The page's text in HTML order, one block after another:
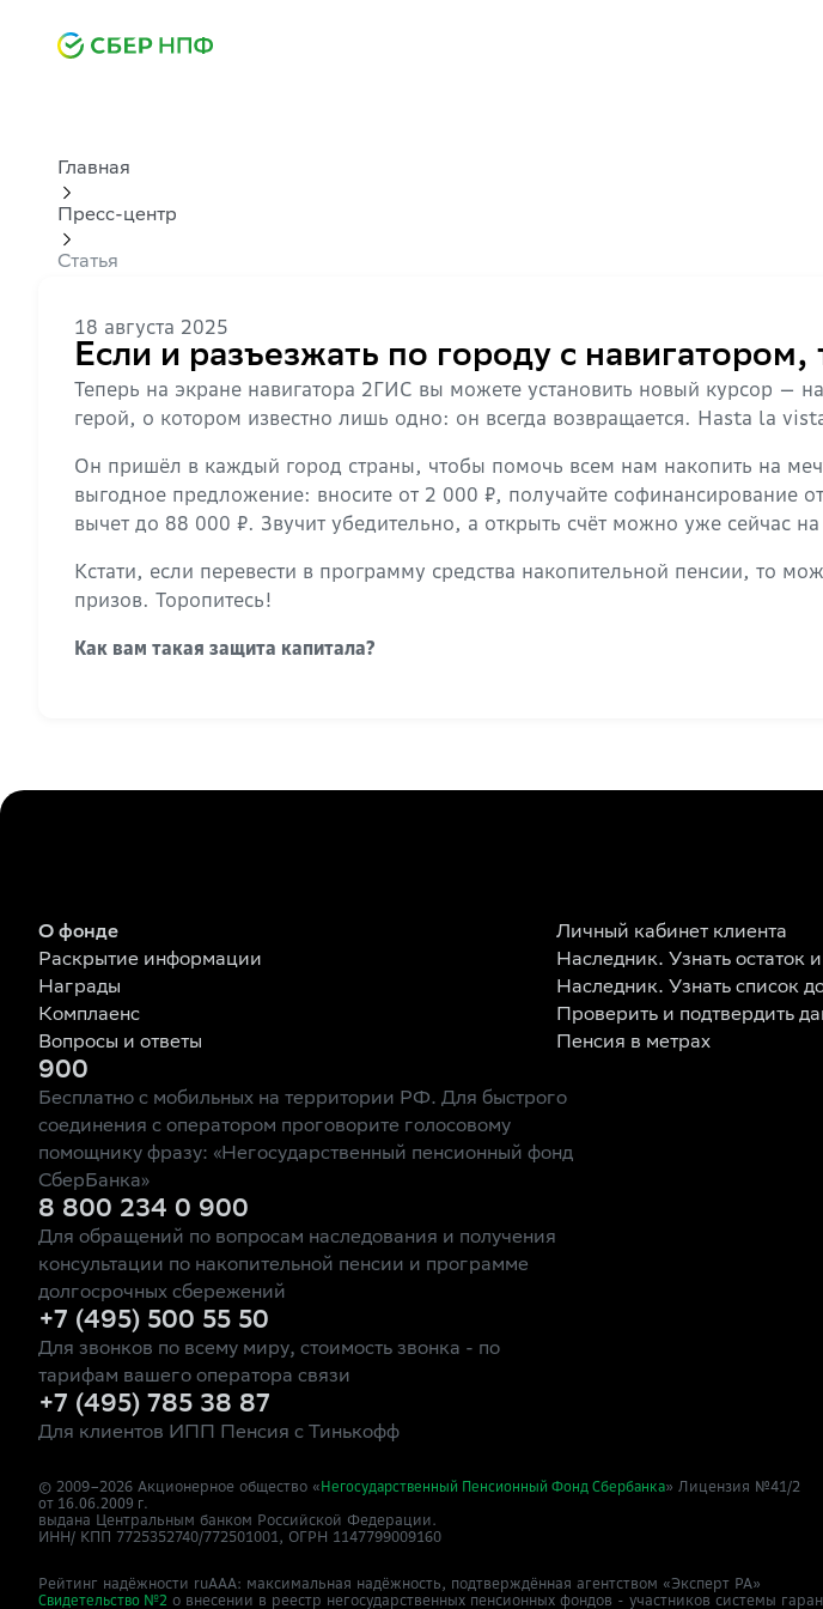
Главная
Пресс-центр
Статья
18 августа 2025
Если и разъезжать по городу с навигатором,
Теперь на экране навигатора 2ГИС вы можете установить новый курсор —
герой, о котором известно лишь одно: он всегда возвращается. Hasta la
Он пришёл в каждый город страны, чтобы помочь всем нам накопить на
выгодное предложение: вносите от 2 000 ₽, получайте софинансирование
вычет до 88 000 ₽. Звучит убедительно, а открыть счёт можно уже сейчас
Кстати, если перевести в программу средства накопительной пенсии, то
призов. Торопитесь!
Как вам такая защита капитала?
О фонде
Раскрытие информации
Награды
Комплаенс
Вопросы и ответы
Личный кабинет клиента
Наследник. Узнать остаток
Наследник. Узнать список
Проверить и подтвердить
Пенсия в метрах
900
Бесплатно с мобильных на территории РФ. Для быстрого
соединения с оператором проговорите голосовому
помощнику фразу: «Негосударственный пенсионный фонд
СберБанка»
8 800 234 0 900
Для обращений по вопросам наследования и получения
консультации по накопительной пенсии и программе
долгосрочных сбережений
+7 (495) 500 55 50
Для звонков по всему миру, стоимость звонка - по
тарифам вашего оператора связи
+7 (495) 785 38 87
Для клиентов ИПП Пенсия с Тинькофф
© 2009–2026 Акционерное общество «Негосударственный Пенсионный Фонд Сбербанка» Лицензия №41/2
от 16.06.2009 г.
выдана Центральным банком Российской Федерации.
ИНН/ КПП 7725352740/772501001, ОГРН 1147799009160
Рейтинг надёжности ruAAA: максимальная надёжность, подтверждённая агентством «Эксперт РА»
Свидетельство №2 о внесении в реестр негосударственных пенсионных фондов - участников системы